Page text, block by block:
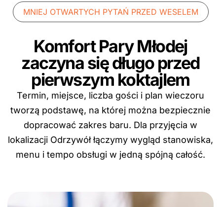
MNIEJ OTWARTYCH PYTAŃ PRZED WESELEM
Komfort Pary Młodej
zaczyna się długo przed
pierwszym koktajlem
Termin, miejsce, liczba gości i plan wieczoru
tworzą podstawę, na której można bezpiecznie
dopracować zakres baru. Dla przyjęcia w
lokalizacji Odrzywół łączymy wygląd stanowiska,
menu i tempo obsługi w jedną spójną całość.